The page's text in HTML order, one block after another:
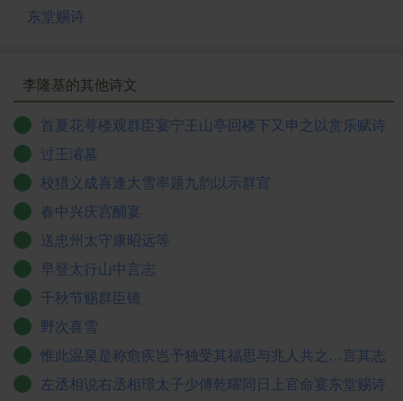
东堂赐诗
李隆基的其他诗文
首夏花萼楼观群臣宴宁王山亭回楼下又申之以赏乐赋诗
过王濬墓
校猎义成喜逢大雪率题九韵以示群官
春中兴庆宫酺宴
送忠州太守康昭远等
早登太行山中言志
千秋节赐群臣镜
野次喜雪
惟此温泉是称愈疾岂予独受其福思与兆人共之…言其志
左丞相说右丞相璟太子少傅乾曜同日上官命宴东堂赐诗